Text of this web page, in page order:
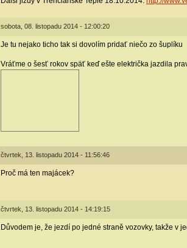
sobota, 08. listopadu 2014 - 12:00:20
Je tu nejako ticho tak si dovolím pridať niečo zo šuplíku
Vráťme o šesť rokov späť keď ešte električka jazdila
čtvrtek, 13. listopadu 2014 - 11:56:46
Proč má ten majácek?
čtvrtek, 13. listopadu 2014 - 14:19:15
Důvodem je, že jezdí po jedné straně vozovky, takže v